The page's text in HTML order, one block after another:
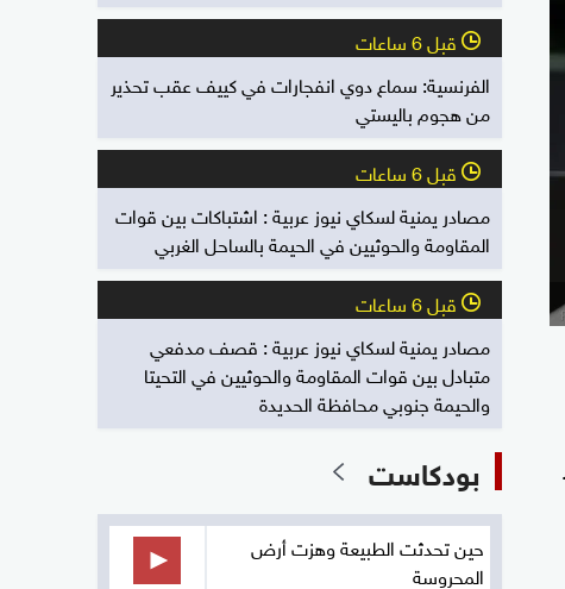
l قبل 6 ساعات
الفرنسية: سماع دوي انفجارات في كييف عقب تحذير
من هجوم باليستي
l قبل 6 ساعات
مصادر يمنية لسكاي نيوز عربية : اشتباكات بين قوات
المقاومة والحوثيين في الحيمة بالساحل الغربي
l قبل 6 ساعات
مصادر يمنية لسكاي نيوز عربية : قصف مدفعي
متبادل بين قوات المقاومة والحوثيين في التحيتا
والحيمة جنوبي محافظة الحديدة
بودكاست
حين تحدثت الطبيعة وهزت أرض
المحروسة